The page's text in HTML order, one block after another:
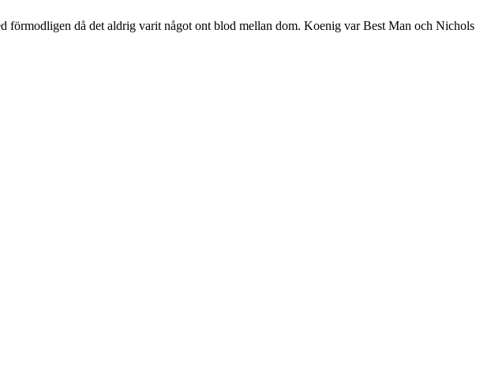
då det aldrig varit något ont blod mellan dom. Koenig var Best Man och Nichols